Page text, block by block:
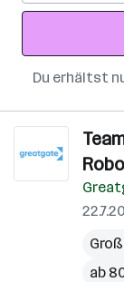
Adresse
Du erhältst
ab